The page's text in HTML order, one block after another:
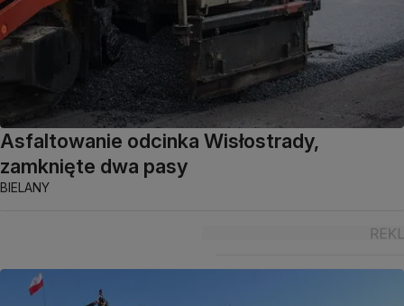
Asfaltowanie odcinka Wisłostrady,
zamknięte dwa pasy
BIELANY